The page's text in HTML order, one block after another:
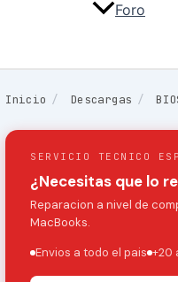
Foro
Inicio / Descargas /
SERVICIO TECNICO
¿Necesitas que lo
Reparacion a nivel de
MacBooks.
Envios a todo el pais +20